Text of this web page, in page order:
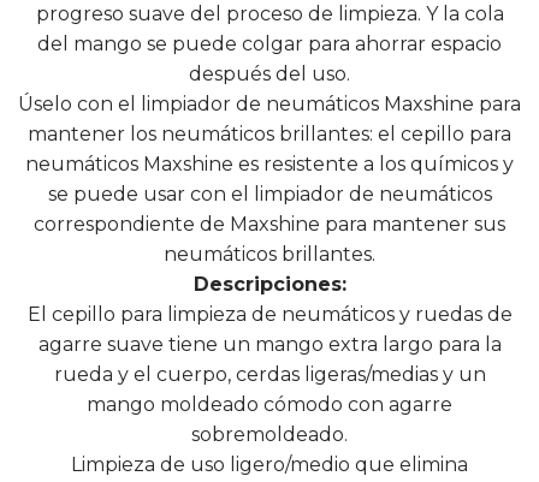
progreso suave del proceso de limpieza. Y la cola
del mango se puede colgar para ahorrar espacio
después del uso.
Úselo con el limpiador de neumáticos Maxshine para
mantener los neumáticos brillantes: el cepillo para
neumáticos Maxshine es resistente a los químicos y
se puede usar con el limpiador de neumáticos
correspondiente de Maxshine para mantener sus
neumáticos brillantes.
Descripciones:
El cepillo para limpieza de neumáticos y ruedas de
agarre suave tiene un mango extra largo para la
rueda y el cuerpo, cerdas ligeras/medias y un
mango moldeado cómodo con agarre
sobremoldeado.
Limpieza de uso ligero/medio que elimina